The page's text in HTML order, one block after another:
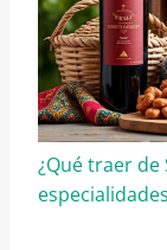
¿Qué traer de